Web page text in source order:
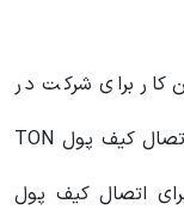
کار برای شرکت در
ایردراپ همستر کوین شامل راه اندازی و اتصال کیف پول TON
اتصال کیف پول